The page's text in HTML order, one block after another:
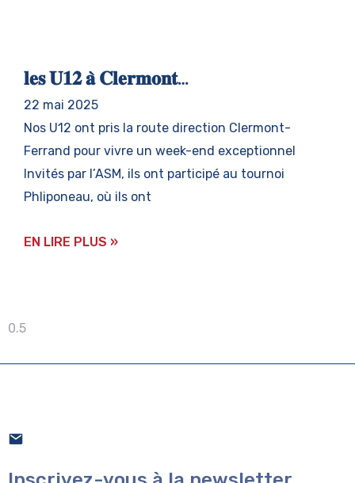
𝐥𝐞𝐬 𝐔𝟏𝟐 𝐚̀ 𝐂𝐥𝐞𝐫𝐦𝐨𝐧𝐭…
22 mai 2025
Nos U12 ont pris la route direction Clermont-
Ferrand pour vivre un week-end exceptionnel
Invités par l’ASM, ils ont participé au tournoi
Phliponeau, où ils ont
EN LIRE PLUS »